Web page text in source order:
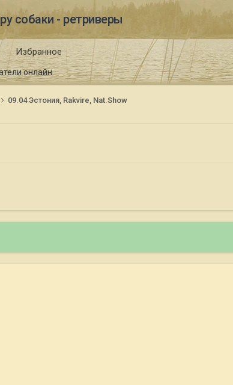
собаки - ретриверы
онлайн
Избранное
09.04 Эстония, Rakvire, Nat.Show